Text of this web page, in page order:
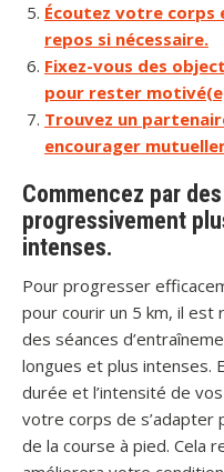
Écoutez votre corps
repos si nécessaire.
Fixez-vous des
pour rester
Trouvez un
encourager
Commencez par
progressivement
intenses.
Pour progresser
pour courir un 5 km, il est
des séances
longues et plus intenses.
durée et l’intensité de
votre corps de s’adapter
de la course à pied. Cela